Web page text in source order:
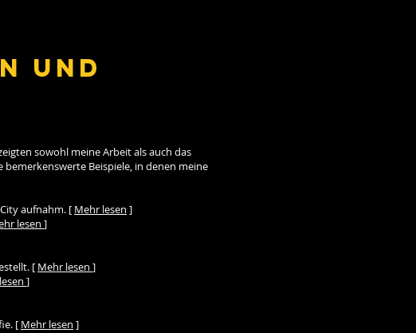
und
sowohl meine Arbeit als auch das
Beispiele, in denen meine
aufnahm. [ Mehr lesen ]
lesen ]
[ Mehr lesen ]
]
[ Mehr lesen ]